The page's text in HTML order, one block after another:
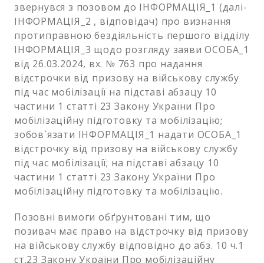
звернувся з позовом до ІНФОРМАЦІЯ_1 (далі-
ІНФОРМАЦІЯ_2 , відповідач) про визнання
протиправною бездіяльність першого відділу
ІНФОРМАЦІЯ_3 щодо розгляду заяви ОСОБА_1
від 26.03.2024, вх. № 763 про надання
відстрочки від призову на військову службу
під час мобілізації на підставі абзацу 10
частини 1 статті 23 Закону України Про
мобілізаційну підготовку та мобілізацію;
зобов`язати ІНФОРМАЦІЯ_1 надати ОСОБА_1
відстрочку від призову на військову службу
під час мобілізації; на підставі абзацу 10
частини 1 статті 23 Закону України Про
мобілізаційну підготовку та мобілізацію.
Позовні вимоги обґрунтовані тим, що
позивач має право на відстрочку від призову
на військову службу відповідно до абз. 10 ч.1
ст.23 Закону України Про мобілізаційну